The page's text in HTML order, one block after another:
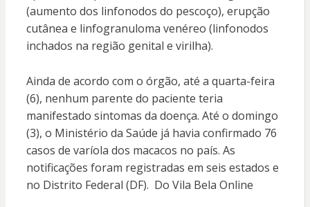
(aumento dos linfonodos do pescoço), erupção
cutânea e linfogranuloma venéreo (linfonodos
inchados na região genital e virilha).
Ainda de acordo com o órgão, até a quarta-feira
(6), nenhum parente do paciente teria
manifestado sintomas da doença. Até o domingo
(3), o Ministério da Saúde já havia confirmado 76
casos de varíola dos macacos no país. As
notificações foram registradas em seis estados e
no Distrito Federal (DF). Do Vila Bela Online